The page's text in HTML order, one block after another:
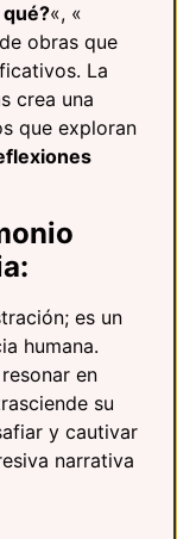
«, «
obras que
La
crea una
que exploran
es un
humana.
en
su
y cautivar
narrativa